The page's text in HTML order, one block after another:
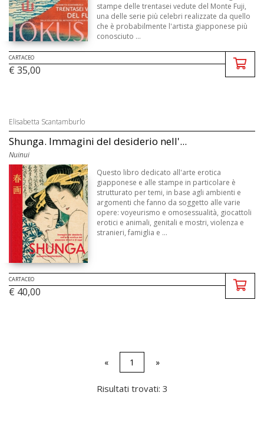
stampe delle trentasei vedute del Monte Fuji,
una delle serie più celebri realizzate da quello
che è probabilmente l'artista giapponese più
conosciuto ...
CARTACEO
€ 35,00
Elisabetta Scantamburlo
Shunga. Immagini del desiderio nell'...
Nuinui
Questo libro dedicato all'arte erotica
giapponese e alle stampe in particolare è
strutturato per temi, in base agli ambienti e
argomenti che fanno da soggetto alle varie
opere: voyeurismo e omosessualità, giocattoli
erotici e animali, genitali e mostri, violenza e
stranieri, famiglia e ...
CARTACEO
€ 40,00
« 1 »
Risultati trovati: 3